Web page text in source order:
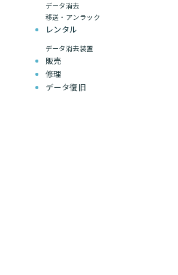
データ消去
移送・アンラック
レンタル
データ消去装置
販売
修理
データ復旧